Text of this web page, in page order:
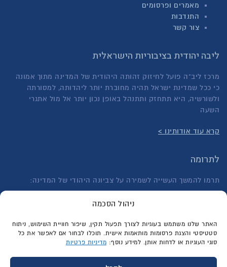
ניהול הסכמה
האתר שלנו משתמש בעוגיות לצורך תפעול תקין, שיפור חוויית השימוש, ניתוח
סטטיסטי והצגת פרסומות מותאמות אישית. תוכלו לבחור אם לאפשר את כל
סוגי העוגיות או לדחות אותן. למידע נוסף: מדיניות פרטיות
מאמרים ופרסומים
התנדבות
צור קשר
ליבה יהודית בציבוריות הישראלית
מרכז ליב"ה פועל לחיזוק זהותה היהודית של המדינה מתוך אמונה
כי ככל שמדינת ישראל תהיה מחוברת יותר ליהדותה, למסורתה
ולשורשיה, היא תתחזק ותתנהל באופן נכון יותר אל מול אתגרי
השעה
קרא עוד אודותינו >
לתרומה
תרמו להמשך העשייה לשמירה על צביונה היהודי של המדינה:
לתרומה בהוראת קבע >